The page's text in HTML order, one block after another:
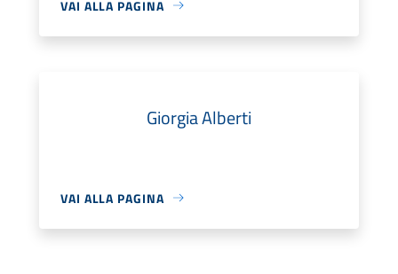
VAI ALLA PAGINA
Giorgia Alberti
VAI ALLA PAGINA